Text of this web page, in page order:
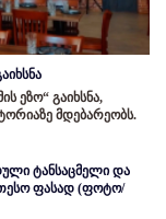
ეზო“ გაიხსნა,
მდებარეობს.
ტანსაცმელი და
ფასად (ფოტო/